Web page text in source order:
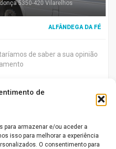
de
para armazenar e/ou aceder a
isso para melhorar a experiência
O consentimento para
5350-420 Vilarelhos
ALFÂNDEGA DA FÉ
de saber a sua opinião